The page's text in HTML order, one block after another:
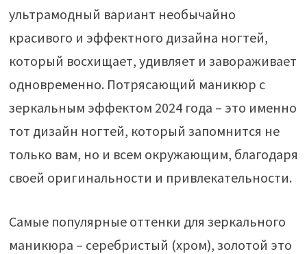
ультрамодный вариант необычайно
красивого и эффектного дизайна ногтей,
который восхищает, удивляет и завораживает
одновременно. Потрясающий маникюр с
зеркальным эффектом 2024 года – это именно
тот дизайн ногтей, который запомнится не
только вам, но и всем окружающим, благодаря
своей оригинальности и привлекательности.
Самые популярные оттенки для зеркального
маникюра – серебристый (хром), золотой это